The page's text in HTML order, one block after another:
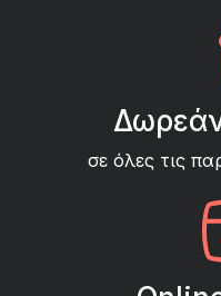
σε όλες τις